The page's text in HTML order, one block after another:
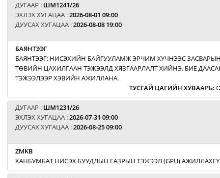
ДУГААР : ШМ1241/26
ЭХЛЭХ ХУГАЦАА :2026-08-01 09:00
ДУУСАХ ХУГАЦАА :2026-08-08 19:00
БАЯНТЭЭГ
БАЯНТЭЭГ: НИСЭХИЙН БАЙГУУЛАМЖ ЭРЧИМ ХҮЧНЭЭС
ТӨВИЙН ЦАХИЛГААН ТЭЖЭЭЛД ХЯЗГААРЛАЛТ ХИЙНЭ. БИЕ
ТЭЖЭЭЛЭЭР ХЭВИЙН АЖИЛЛАНА.
ТУСГАЙ ЦАГИЙН ХУВААРЬ:
ДУГААР : ШМ1231/26
ЭХЛЭХ ХУГАЦАА :2026-07-31 09:00
ДУУСАХ ХУГАЦАА :2026-08-25 09:00
ZMKB
ХАНБУМБАТ НИСЭХ БУУДЛЫН ГАЗРЫН ТЭЖЭЭЛ (GPU)